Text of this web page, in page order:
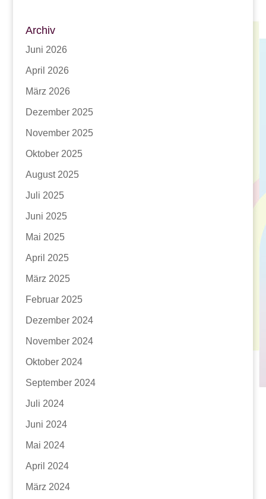
Archiv
Juni 2026
April 2026
März 2026
Dezember 2025
November 2025
Oktober 2025
August 2025
Juli 2025
Juni 2025
Mai 2025
April 2025
März 2025
Februar 2025
Dezember 2024
November 2024
Oktober 2024
September 2024
Juli 2024
Juni 2024
Mai 2024
April 2024
März 2024